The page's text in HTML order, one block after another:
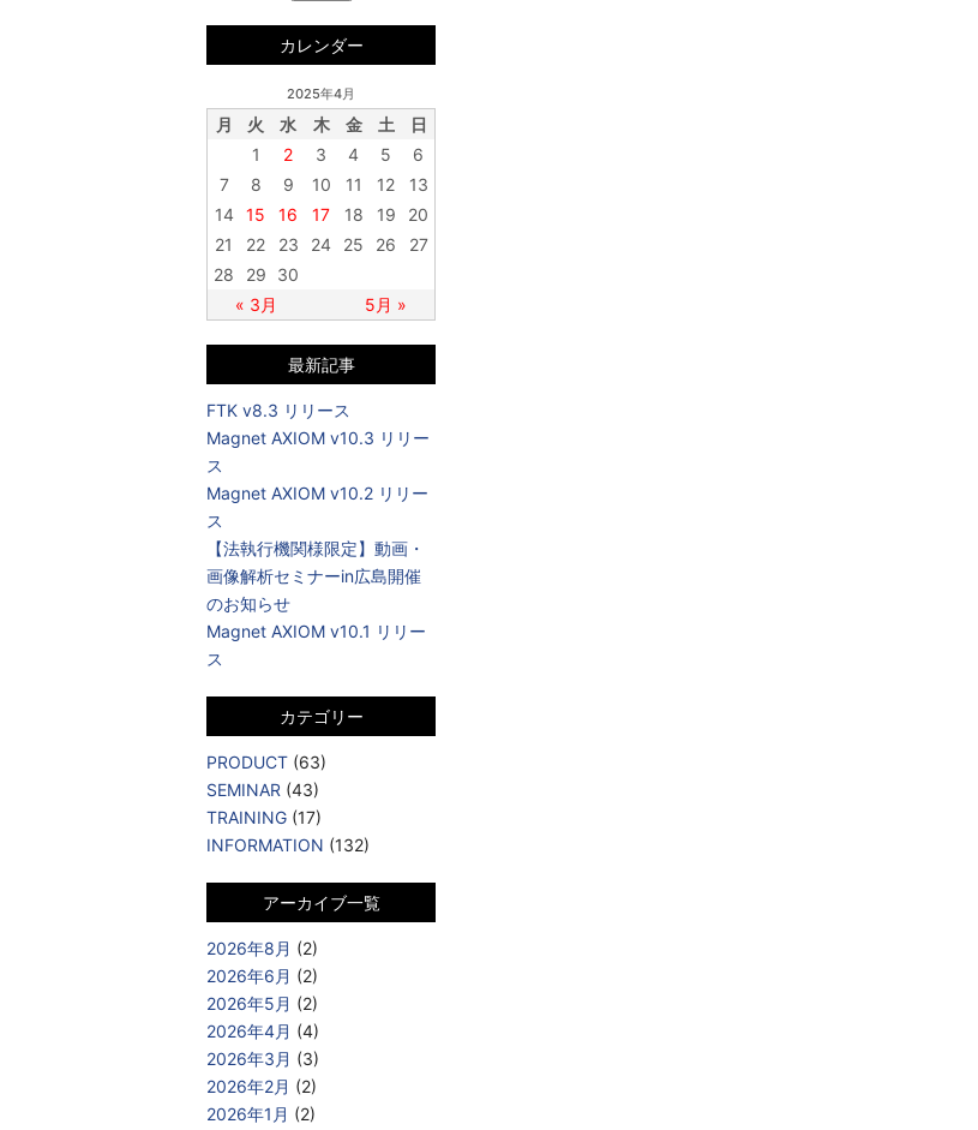
カレンダー
2025年4月
月 火 水 木 金 土 日
« 3月 5月 »
1 2 3 4 5
6
7
8 9 10 11 12
13
14
15 16 17 18 19
20
21
22 23 24 25 26
27
28
29 30
最新記事
FTK v8.3 リリース
Magnet AXIOM v10.3 リリー
ス
Magnet AXIOM v10.2 リリー
ス
【法執行機関様限定】動画・
画像解析セミナーin広島開催
のお知らせ
Magnet AXIOM v10.1 リリー
ス
カテゴリー
PRODUCT (63)
SEMINAR (43)
TRAINING (17)
INFORMATION (132)
アーカイブ一覧
2026年8月 (2)
2026年6月 (2)
2026年5月 (2)
2026年4月 (4)
2026年3月 (3)
2026年2月 (2)
2026年1月 (2)